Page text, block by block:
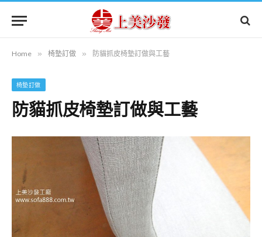
Home » 椅墊訂做 » 防貓抓皮椅墊訂做與工藝
椅墊訂做
防貓抓皮椅墊訂做與工藝